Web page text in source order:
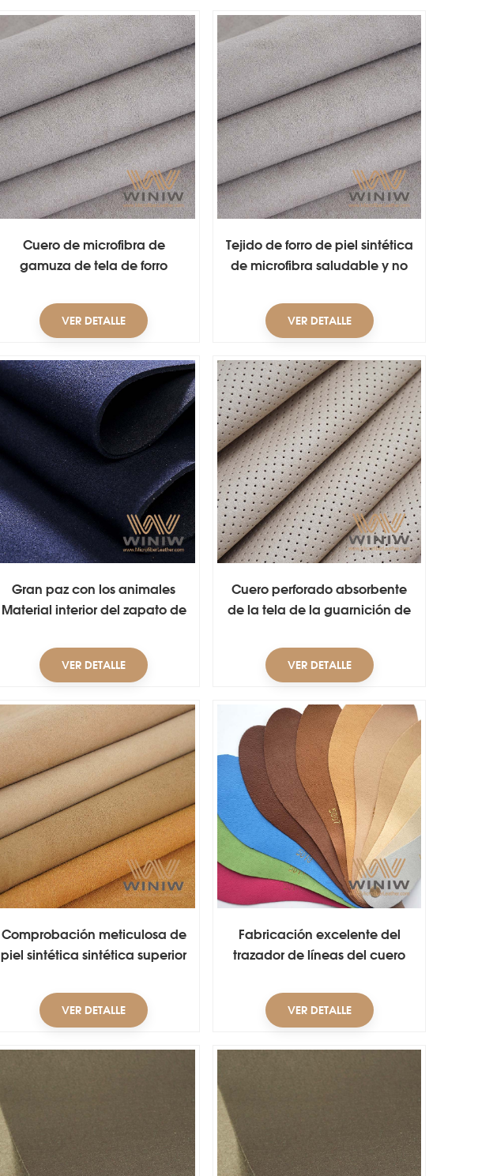
Cuero de microfibra de
gamuza de tela de forro
VER DETALLE
Tejido de forro de piel sintética
de microfibra saludable y no
VER DETALLE
Gran paz con los animales
Material interior del zapato de
VER DETALLE
Cuero perforado absorbente
de la tela de la guarnición de
zapato
VER DETALLE
Comprobación meticulosa de
piel sintética sintética superior
de zapatos.
VER DETALLE
Fabricación excelente del
trazador de líneas del cuero
brillo en zapatos
VER DETALLE